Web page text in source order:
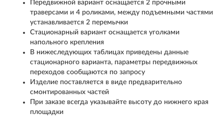
Передвижной вариант оснащается 2 прочными
траверсами и 4 роликами, между подъемными частями
устанавливается 2 перемычки
Стационарный вариант оснащается уголками
напольного крепления
В нижеследующих таблицах приведены данные
стационарного варианта, параметры передвижных
переходов сообщаются по запросу
Изделие поставляется в виде предварительно
смонтированных частей
При заказе всегда указывайте высоту до нижнего края
площадки